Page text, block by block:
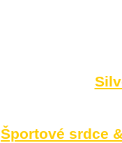
Športové srdce